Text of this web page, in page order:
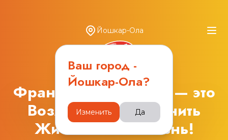
Йошкар-Ола
Ваш город -
Йошкар-Ола?
Изменить Да
Франшиза "Оба-На" — это
Возможность изменить
Жизнь. Твою жизнь!